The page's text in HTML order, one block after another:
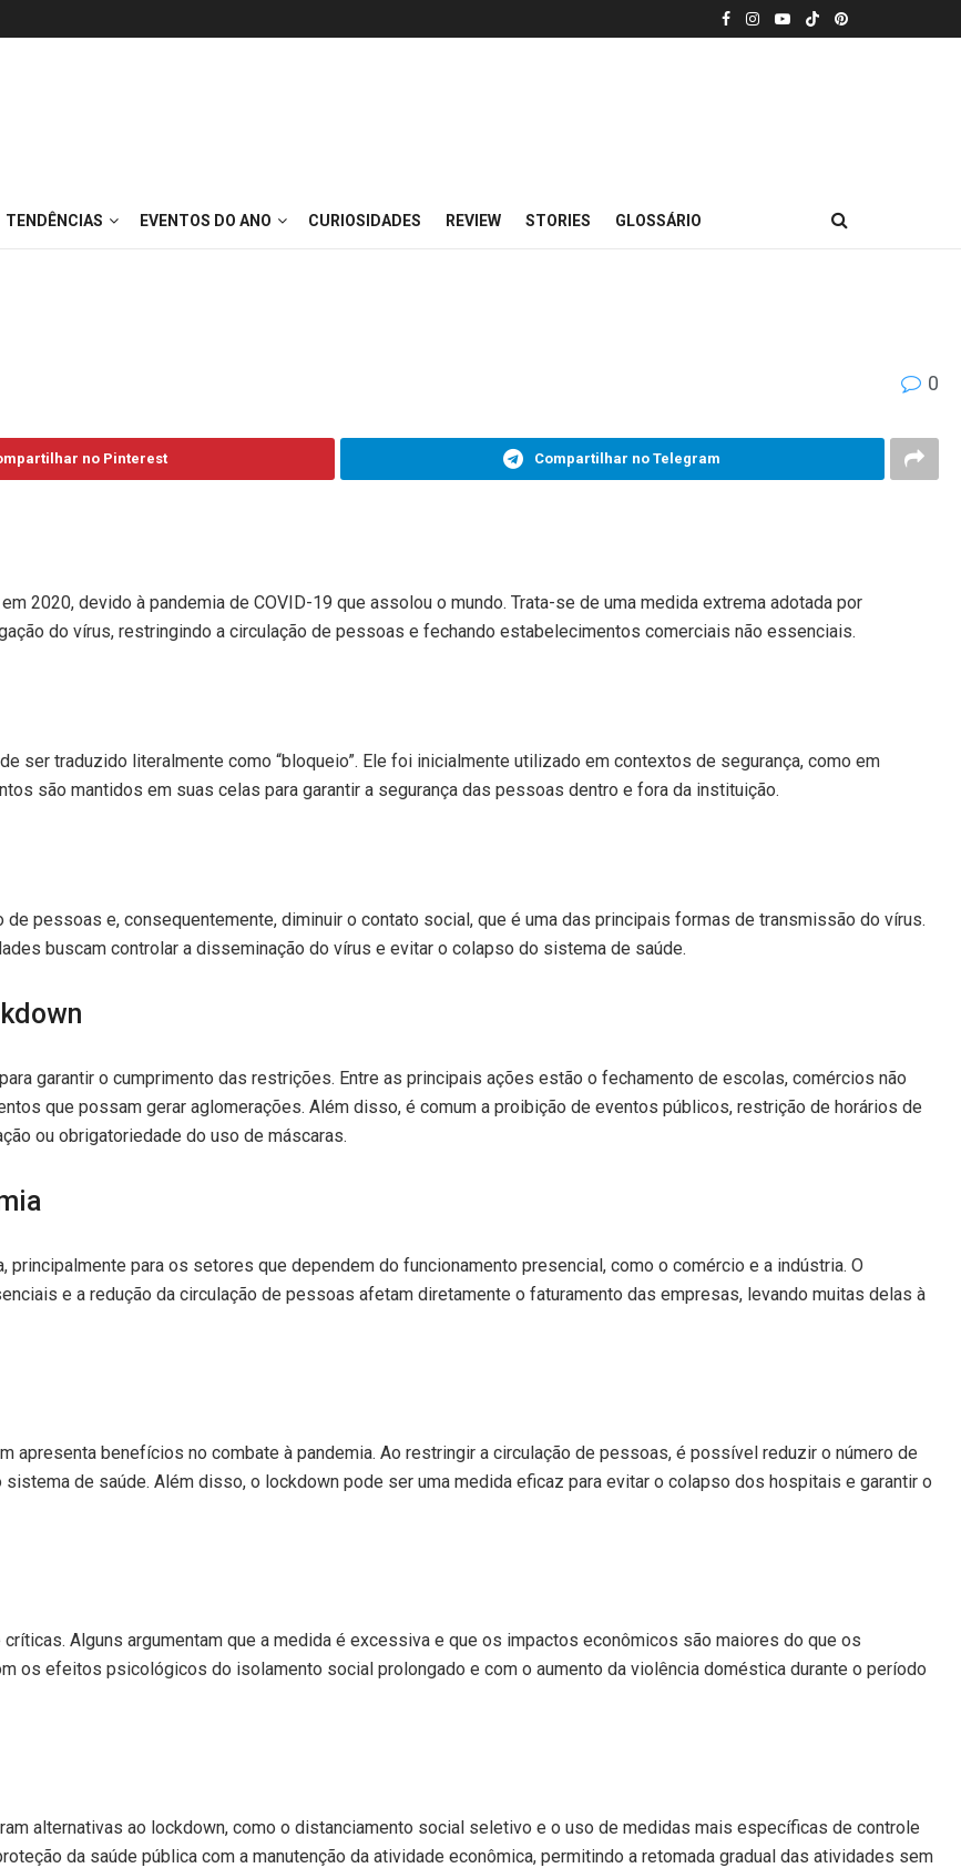
TENDÊNCIAS EVENTOS DO ANO CURIOSIDADES REVIEW STORIES GLOSSÁRIO
0
no Pinterest Compartilhar no Telegram
2020, devido à pandemia de COVID-19 que assolou o mundo. Trata-se de uma medida extrema adotada por
do vírus, restringindo a circulação de pessoas e fechando estabelecimentos comerciais não essenciais.
ser traduzido literalmente como “bloqueio”. Ele foi inicialmente utilizado em contextos de segurança, como em
são mantidos em suas celas para garantir a segurança das pessoas dentro e fora da instituição.
pessoas e, consequentemente, diminuir o contato social, que é uma das principais formas de transmissão do vírus.
buscam controlar a disseminação do vírus e evitar o colapso do sistema de saúde.
garantir o cumprimento das restrições. Entre as principais ações estão o fechamento de escolas, comércios não
que possam gerar aglomerações. Além disso, é comum a proibição de eventos públicos, restrição de horários de
ou obrigatoriedade do uso de máscaras.
para os setores que dependem do funcionamento presencial, como o comércio e a indústria. O
e a redução da circulação de pessoas afetam diretamente o faturamento das empresas, levando muitas delas à
apresenta benefícios no combate à pandemia. Ao restringir a circulação de pessoas, é possível reduzir o número de
de saúde. Além disso, o lockdown pode ser uma medida eficaz para evitar o colapso dos hospitais e garantir o
Alguns argumentam que a medida é excessiva e que os impactos econômicos são maiores do que os
os efeitos psicológicos do isolamento social prolongado e com o aumento da violência doméstica durante o período
alternativas ao lockdown, como o distanciamento social seletivo e o uso de medidas mais específicas de controle
da saúde pública com a manutenção da atividade econômica, permitindo a retomada gradual das atividades sem